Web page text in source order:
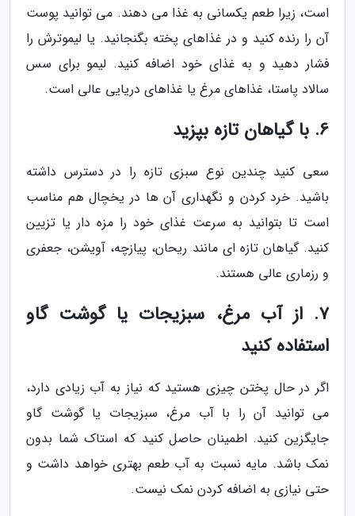
است، زیرا طعم یکسانی به غذا می دهند. می توانید پوست
آن را رنده کنید و در غذاهای پخته بگنجانید. یا لیموترش را
فشار دهید و به غذای خود اضافه کنید. لیمو برای سس
سالاد پاستا، غذاهای مرغ یا غذاهای دریایی عالی است.
6. با گیاهان تازه بپزید
سعی کنید چندین نوع سبزی تازه را در دسترس داشته
باشید. خرد کردن و نگهداری آن ها در یخچال هم مناسب
است تا بتوانید به سرعت غذای خود را مزه دار یا تزیین
کنید. گیاهان تازه ای مانند ریحان، پیازچه، آویشن، جعفری
و رزماری عالی هستند.
7. از آب مرغ، سبزیجات یا گوشت گاو
استفاده کنید
اگر در حال پختن چیزی هستید که نیاز به آب زیادی دارد،
می توانید آن را با آب مرغ، سبزیجات یا گوشت گاو
جایگزین کنید. اطمینان حاصل کنید که استاک شما بدون
نمک باشد. مایه نسبت به آب طعم بهتری خواهد داشت و
حتی نیازی به اضافه کردن نمک نیست.